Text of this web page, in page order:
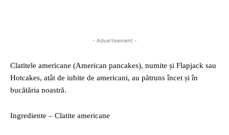
- Advertisement -
Clatitele americane (American pancakes), numite și Flapjack sau
Hotcakes, atât de iubite de americani, au pătruns încet și în
bucătăria noastră.
Ingrediente – Clatite americane